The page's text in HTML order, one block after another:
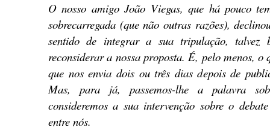
O nosso amigo João Viegas, que há pouco
sobrecarregada (que não outras razões),
sentido de integrar a sua tripulação, talvez
reconsiderar a nossa proposta. É, pelo menos, o
que nos envia dois ou três dias depois de
Mas, para já, passemos-lhe a palavra
consideremos a sua intervenção sobre o
entre nós.